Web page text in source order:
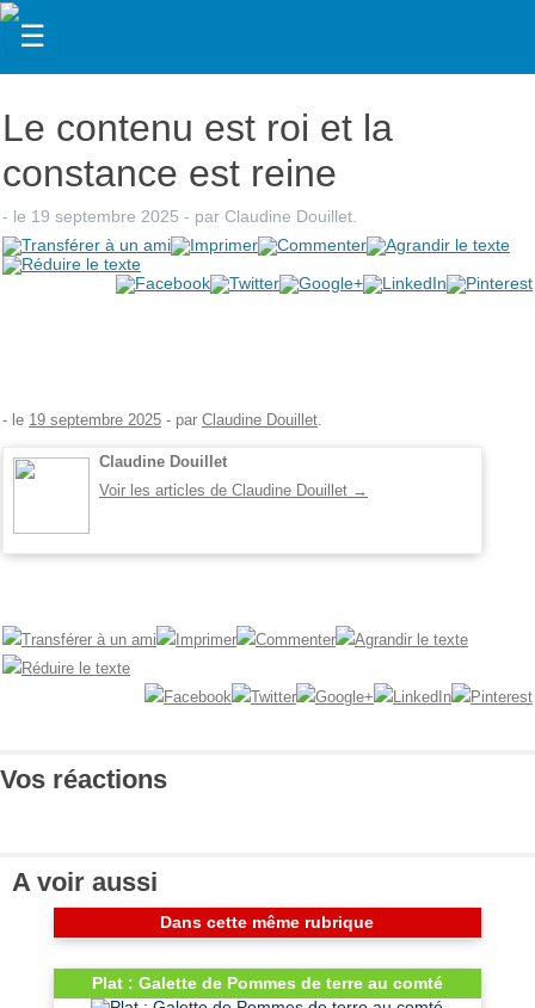
☰
Judaïsme
Magazine
Sorties
Culture
Tech
Insolites
Vos
Les
bonnes
adresses
Le contenu est roi et la
constance est reine
- le 19 septembre 2025 - par Claudine Douillet
- le 19 septembre 2025 - par Claudine Douillet.
Claudine Douillet
Voir les articles de Claudine Douillet →
Vos réactions
A voir aussi
Dans cette même rubrique
Plat : Galette de Pommes de terre au comté